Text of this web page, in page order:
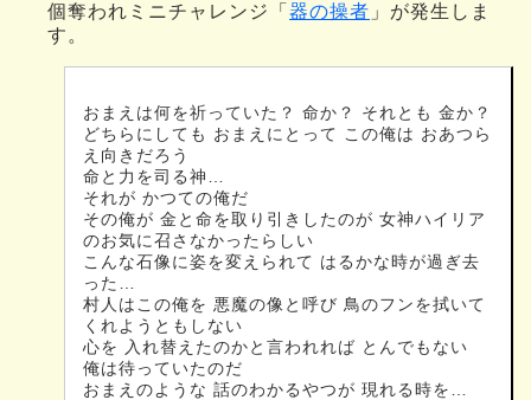
個奪われミニチャレンジ「 器の操者 」が発生しま
す。
おまえは何を祈っていた？ 命か？ それとも 金か？
どちらにしても おまえにとって この俺は おあつら
え向きだろう
命と力を司る神…
それが かつての俺だ
その俺が 金と命を取り引きしたのが 女神ハイリア
のお気に召さなかったらしい
こんな石像に姿を変えられて はるかな時が過ぎ去
った…
村人はこの俺を 悪魔の像と呼び 鳥のフンを拭いて
くれようともしない
心を 入れ替えたのかと言われれば とんでもない
俺は待っていたのだ
おまえのような 話のわかるやつが 現れる時を…